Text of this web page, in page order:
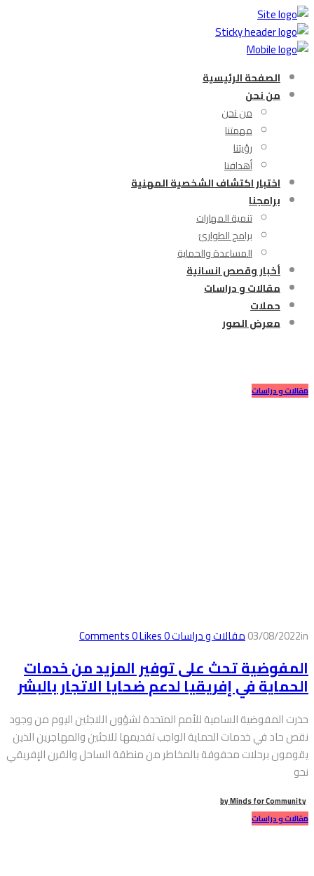
الصفحة الرئيسية
من نحن
من نحن
مهمتنا
رؤيتنا
أهدافنا
اختبار اكتشاف الشخصية المهنية
برامجنا
تنمية المهارات
برامج الطوارئ
المساعدة والحماية
أخبار وقصص انسانية
مقالات و دراسات
حملات
معرض الصور
مقالات و دراسات
03/08/2022in مقالات و دراسات0
Comments
0Likes
المفوضية تحث على توفير المزيد من خدمات
الحماية في إفريقيا لدعم ضحايا الاتجار بالبشر
حذرت المفوضية السامية للأمم المتحدة لشؤون اللاجئين اليوم من وجود
نقص حاد في خدمات الحماية الواجب تقديمها للاجئين والمهاجرين الذين
يقومون برحلات محفوفة بالمخاطر من منطقة الساحل والقرن الإفريقي
نحو
byMinds for Community
مقالات و دراسات